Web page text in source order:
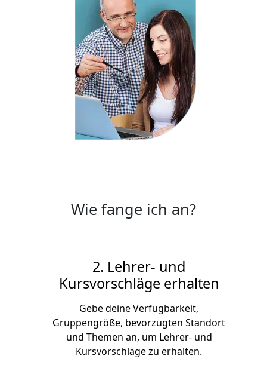
Wie fange ich an?
2. Lehrer- und
Kursvorschläge erhalten
Gebe deine Verfügbarkeit,
Gruppengröße, bevorzugten Standort
und Themen an, um Lehrer- und
Kursvorschläge zu erhalten.